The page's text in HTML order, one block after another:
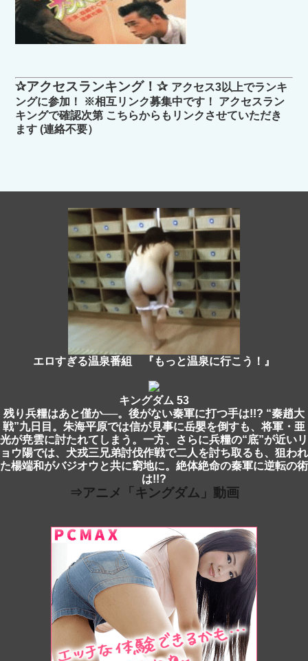
✰アクセスランキング！✰ アクセス3以上でランキ
ングに参加！ ※相互リンク募集中です！ アクセスラン
キングで確認次第 こちらからもリンクさせていただき
ます (連絡不要）
エロすぎる温泉番組 『もっと温泉に行こう！』
キングダム 53
残り兵糧はあと僅か──。後がない秦軍に打つ手は!!? “秦趙大
戦”九日目。朱海平原では信が見事に岳嬰を倒すも、将軍・亜
光が尭雲に討たれてしまう。一方、さらに兵糧の“底”が近いリ
ョウ陽では、犬戎三兄弟討伐作戦で二人を討ち取るも、狙われ
た楊端和がバジオウと共に窮地に。絶体絶命の秦軍に逆転の術
は!!?
⇒アニメ「キングダム」動画